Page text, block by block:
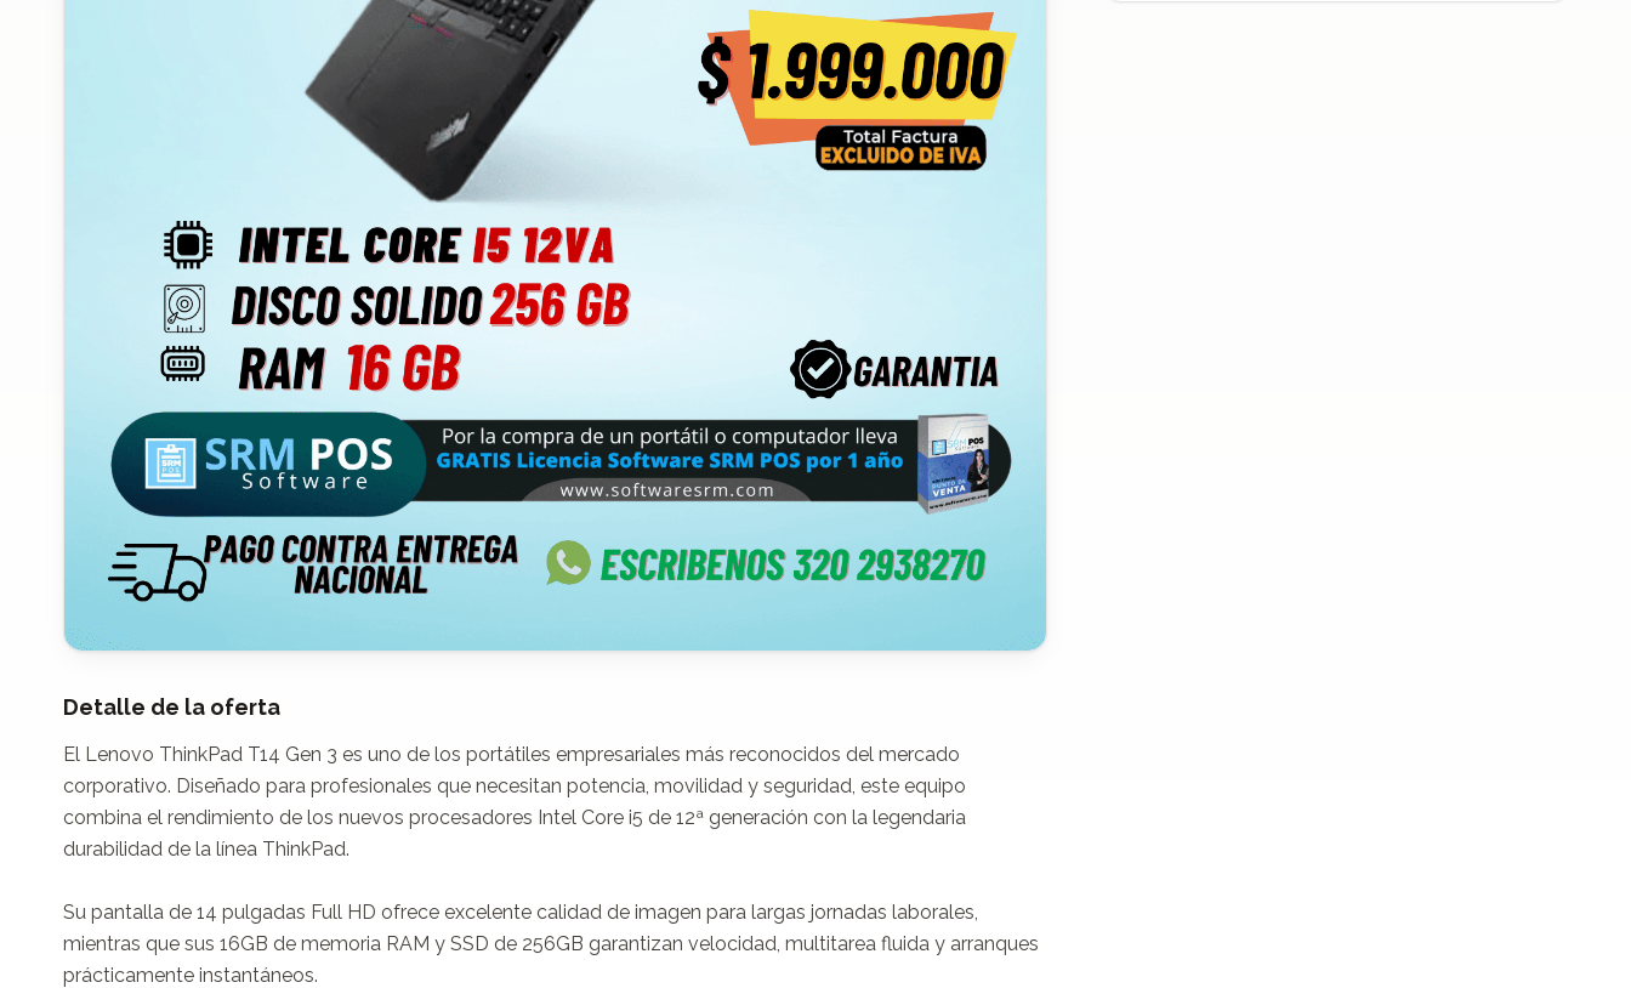
Detalle de la oferta
El Lenovo ThinkPad T14 Gen 3 es uno de los portátiles empresariales más reconocidos del mercado
corporativo. Diseñado para profesionales que necesitan potencia, movilidad y seguridad, este equipo
combina el rendimiento de los nuevos procesadores Intel Core i5 de 12ª generación con la legendaria
durabilidad de la línea ThinkPad.
Su pantalla de 14 pulgadas Full HD ofrece excelente calidad de imagen para largas jornadas laborales,
mientras que sus 16GB de memoria RAM y SSD de 256GB garantizan velocidad, multitarea fluida y arranques
prácticamente instantáneos.